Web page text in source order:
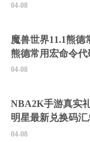
04-08
魔兽世界11.1熊德
熊德常用宏命令代
04-08
NBA2K手游真实
明星最新兑换码汇
04-08